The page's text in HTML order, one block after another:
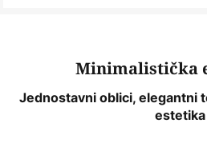
Minimalistička
Jednostavni oblici, elegantni
estetika